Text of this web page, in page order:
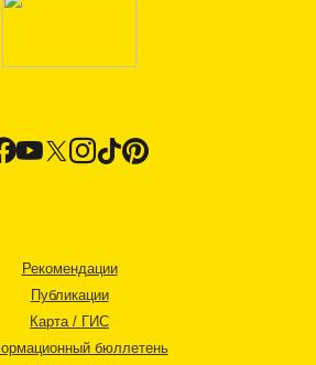
Рекомендации
Публикации
Карта / ГИС
бюллетень